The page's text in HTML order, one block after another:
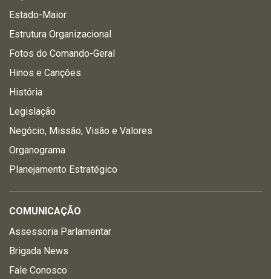
Estado-Maior
Estrutura Organizacional
Fotos do Comando-Geral
Hinos e Canções
História
Legislação
Negócio, Missão, Visão e Valores
Organograma
Planejamento Estratégico
COMUNICAÇÃO
Assessoria Parlamentar
Brigada News
Fale Conosco